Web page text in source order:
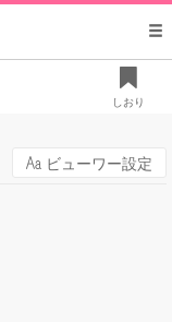
しおり
ビューワー設定